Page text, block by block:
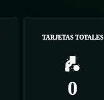
TARJETAS TOTALES
0